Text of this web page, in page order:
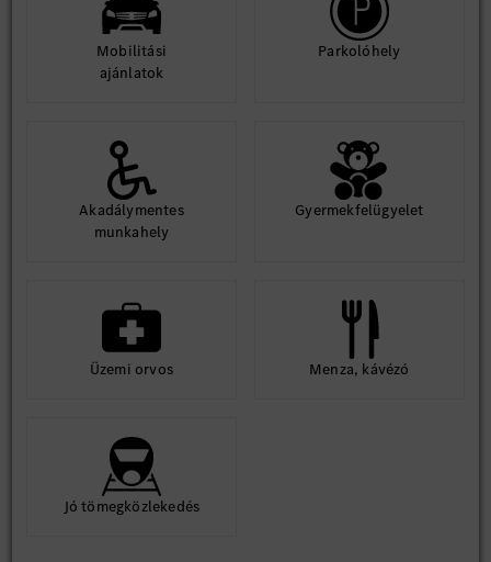
Mobilitási
ajánlatok
Parkolóhely
Akadálymentes
munkahely
Gyermekfelügyelet
Üzemi orvos Menza, kávézó
Jó tömegközlekedés